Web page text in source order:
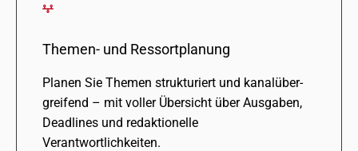
Themen- und Ressortplanung
Planen Sie Themen struk­tu­riert und kanal­über­
grei­fend – mit voller Übersicht über Ausgaben,
Deadlines und redak­tio­nelle
Verantwortlichkeiten.